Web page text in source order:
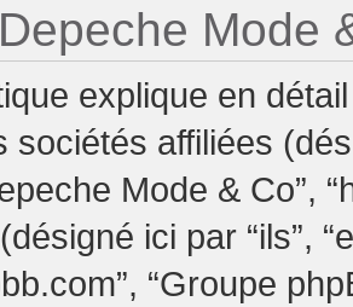
Mode
explique en
sociétés affiliées
Mode & Co”,
ici par “ils”,
“Groupe